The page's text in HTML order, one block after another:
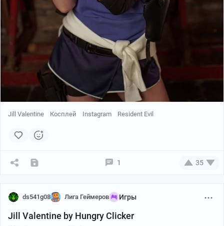
Jill Valentine Косплей Instagram Resident Evil
1 35
ds541g08 Лига Геймеров Игры
Jill Valentine by Hungry Clicker